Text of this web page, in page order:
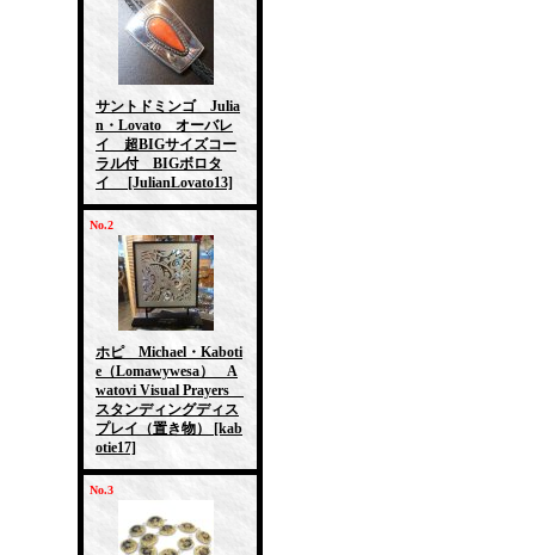
サントドミンゴ Julia
n・Lovato オーバレ
イ 超BIGサイズコー
ラル付 BIGボロタ
イ
[JulianLovato13]
No.2
ホピ Michael・Kaboti
e（Lomawywesa） A
watovi Visual Prayers
スタンディングディス
プレイ（置き物）
[kab
otie17]
No.3